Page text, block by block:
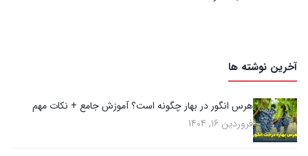
آخرین نوشته ها
هرس انگور در بهار چگونه است؟ آموزش جامع + نکات مهم
فروردین 16, 1404